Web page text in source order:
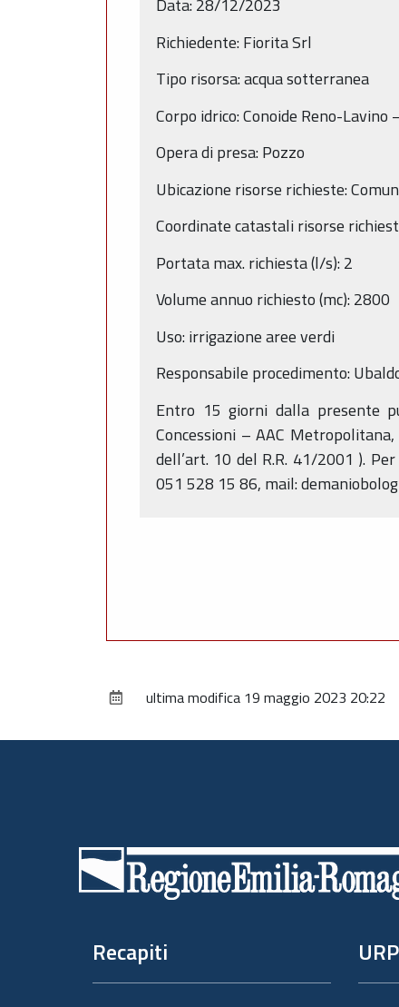
Data: 28/12/2023
Richiedente: Fiorita Srl
Tipo risorsa: acqua sotterranea
Corpo idrico: Conoide Reno-
Opera di presa: Pozzo
Ubicazione risorse richieste:
Coordinate catastali risorse
Portata max. richiesta (l/s): 2
Volume annuo richiesto (mc): 2800
Uso: irrigazione aree verdi
Responsabile procedimento:
Entro 15 giorni dalla presente
Concessioni – AAC
dell’art. 10 del R.R. 41/2001 ).
051 528 15 86, mail:
ultima modifica 19 maggio 2023 20:22
Recapiti URP